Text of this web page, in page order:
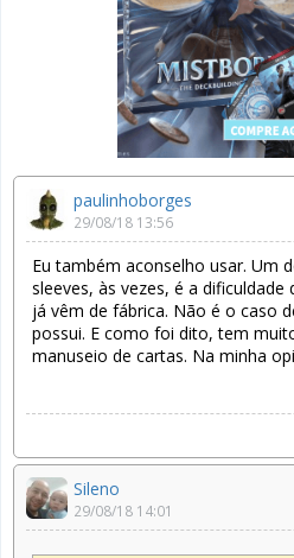
paulinhoborges
29/08/18 13:56
Eu também aconselho usar. Um
sleeves, às vezes, é a dificuldade
já vêm de fábrica. Não é o caso
possui. E como foi dito, tem
manuseio de cartas. Na minha
Sileno
29/08/18 14:01